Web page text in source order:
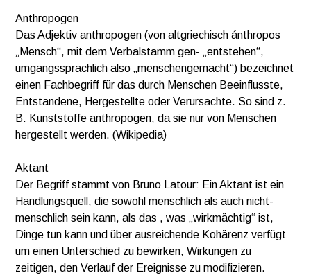
Anthropogen
Das Adjektiv anthropogen (von altgriechisch ánthropos
„Mensch“, mit dem Verbalstamm gen- „entstehen“,
umgangssprachlich also „menschengemacht“) bezeichnet
einen Fachbegriff für das durch Menschen Beeinflusste,
Entstandene, Hergestellte oder Verursachte. So sind z.
B. Kunststoffe anthropogen, da sie nur von Menschen
hergestellt werden. (Wikipedia)
Aktant
Der Begriff stammt von Bruno Latour: Ein Aktant ist ein
Handlungsquell, die sowohl menschlich als auch nicht-
menschlich sein kann, als das , was „wirkmächtig“ ist,
Dinge tun kann und über ausreichende Kohärenz verfügt
um einen Unterschied zu bewirken, Wirkungen zu
zeitigen, den Verlauf der Ereignisse zu modifizieren.